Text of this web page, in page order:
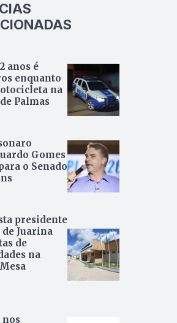
anos é
enquanto
na
Palmas
Gomes
o Senado
presidente
de Juarina
de
na
nos